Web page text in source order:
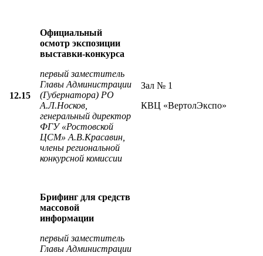
12.15
Официальный
осмотр экспозиции
выставки-конкурса
первый заместитель
Главы Администрации
(Губернатора) РО
А.Л.Носков,
генеральный директор
ФГУ «Ростовской
ЦСМ» А.В.Красавин,
члены региональной
конкурсной комиссии
Зал № 1
КВЦ «ВертолЭкспо»
Брифинг для средств
массовой
информации
первый заместитель
Главы Администрации